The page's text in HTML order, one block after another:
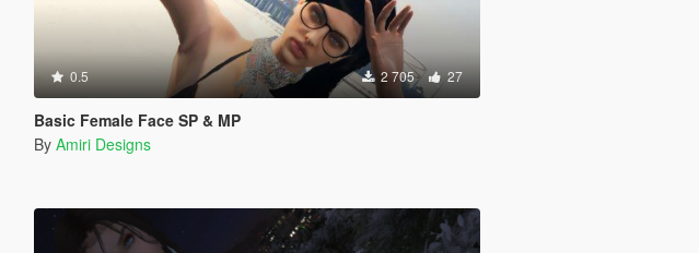
0.5 2 705 27
Basic Female Face SP & MP
By Amiri Designs